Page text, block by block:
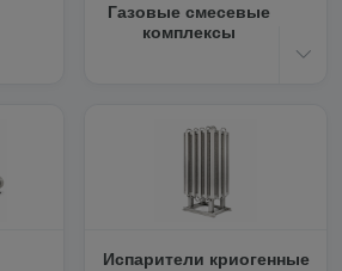
Газовые смесевые
комплексы
Испарители криогенные